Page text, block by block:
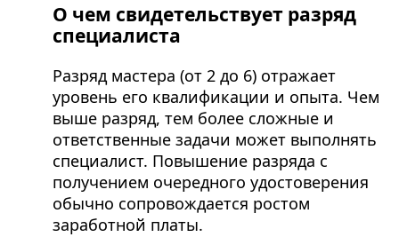
О чем свидетельствует разряд
специалиста
Разряд мастера (от 2 до 6) отражает
уровень его квалификации и опыта. Чем
выше разряд, тем более сложные и
ответственные задачи может выполнять
специалист. Повышение разряда с
получением очередного удостоверения
обычно сопровождается ростом
заработной платы.